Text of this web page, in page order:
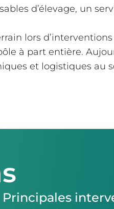
d’élevage, un
lors
à part entière.
et logistiques au
Principales